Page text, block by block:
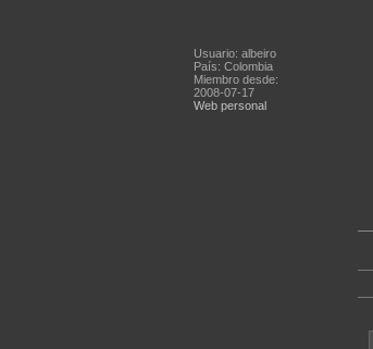
Usuario: albeiro
País: Colombia
Miembro desde:
2008-07-17
Web personal